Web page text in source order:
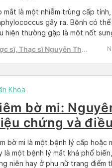
mắt là một nhiễm trùng cấp
gây ra. Bệnh có
hiện thường gặp là một nốt
nhiên bạn vẫn cần đến […]
sĩ, Thạc sĩ Nguyễn Thị
Khoa
bờ mi:
chứng và
bờ mi là một bệnh lý cấp hoặc
là một bệnh lý mắt khá phổ
niên hay ở phụ nữ trang điểm